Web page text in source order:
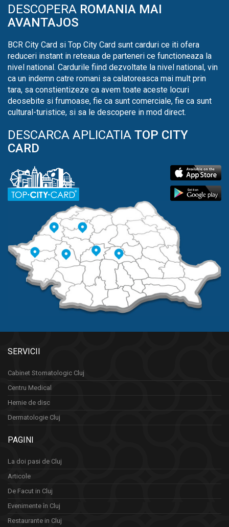
DESCOPERA ROMANIA MAI
AVANTAJOS
BCR City Card si Top City Card sunt carduri ce iti ofera
reduceri instant in reteaua de parteneri ce functioneaza la
nivel national. Cardurile fiind dezvoltate la nivel national, vin
ca un indemn catre romani sa calatoreasca mai mult prin
tara, sa constientizeze ca avem toate aceste locuri
deosebite si frumoase, fie ca sunt comerciale, fie ca sunt
cultural-turistice, si sa le descopere in mod direct.
DESCARCA APLICATIA TOP CITY
CARD
SERVICII
Cabinet Stomatologic Cluj
Centru Medical
Hernie de disc
Dermatologie Cluj
PAGINI
La doi pasi de Cluj
Articole
De Facut in Cluj
Evenimente în Cluj
Restaurante in Cluj